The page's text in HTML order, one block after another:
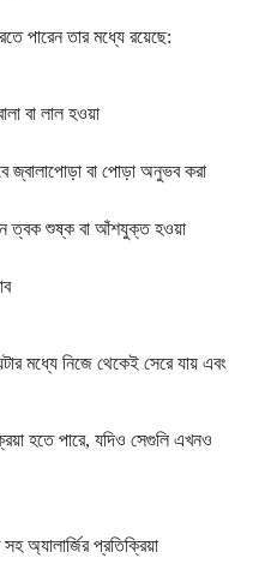
পারেন তার মধ্যে রয়েছে:
বা লাল হওয়া
জ্বালাপোড়া বা পোড়া অনুভব করা
ত্বক শুষ্ক বা আঁশযুক্ত হওয়া
মধ্যে নিজে থেকেই সেরে যায় এবং
হতে পারে, যদিও সেগুলি এখনও
অ্যালার্জির প্রতিক্রিয়া